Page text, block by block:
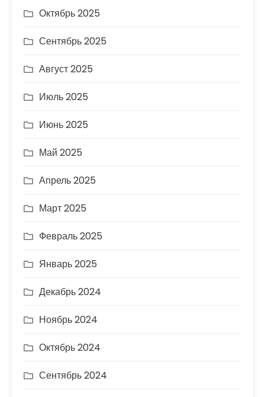
Октябрь 2025
Сентябрь 2025
Август 2025
Июль 2025
Июнь 2025
Май 2025
Апрель 2025
Март 2025
Февраль 2025
Январь 2025
Декабрь 2024
Ноябрь 2024
Октябрь 2024
Сентябрь 2024